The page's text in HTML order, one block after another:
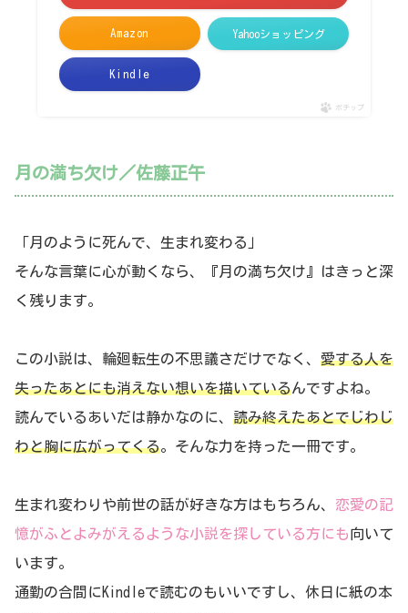
Amazon Yahooショッピング
Kindle
ポチップ
月の満ち欠け／佐藤正午
「月のように死んで、生まれ変わる」
そんな言葉に心が動くなら、『月の満ち欠け』はきっと深
く残ります。
この小説は、輪廻転生の不思議さだけでなく、 愛する人を
失ったあとにも消えない想いを描いているんですよね。
読んでいるあいだは静かなのに、 読み終えたあとでじわじ
わと胸に広がってくる。そんな力を持った一冊です。
生まれ変わりや前世の話が好きな方はもちろん、 恋愛の記
憶がふとよみがえるような小説を探している方にも向いて
います。
通勤の合間にKindleで読むのもいいですし、休日に紙の本